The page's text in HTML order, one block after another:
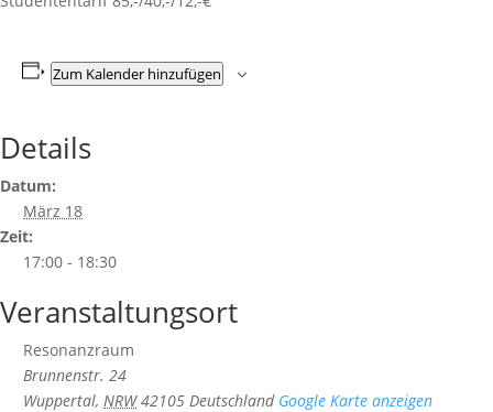
Zum Kalender hinzufügen
Details
Datum:
März 18
Zeit:
17:00 - 18:30
Veranstaltungsort
Resonanzraum
Brunnenstr. 24
Wuppertal, NRW 42105 Deutschland Google Karte anzeigen